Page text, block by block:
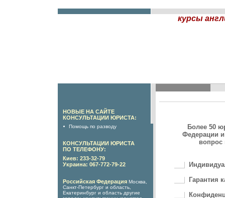
курсы
НОВЫЕ НА САЙТЕ
КОНСУЛЬТАЦИИ ЮРИСТА:
Помощь по разводу
КОНСУЛЬТАЦИИ ЮРИСТА
ПО ТЕЛЕФОНУ:
Киев: 233-32-79
Украина: 067-772-79-22
Российская Федерация Москва,
Санкт-Петербург и область,
Екатеринбург и область другие
Более 50
Федерации
вопрос
Гарантия